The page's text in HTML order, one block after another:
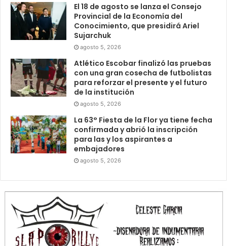
El 18 de agosto se lanza el Consejo
Provincial de la Economía del
Conocimiento, que presidirá Ariel
Sujarchuk
agosto 5, 2026
Atlético Escobar finalizó las pruebas
con una gran cosecha de futbolistas
para reforzar el presente y el futuro
de la institución
agosto 5, 2026
La 63° Fiesta de la Flor ya tiene fecha
confirmada y abrió la inscripción
para las y los aspirantes a
embajadores
agosto 5, 2026